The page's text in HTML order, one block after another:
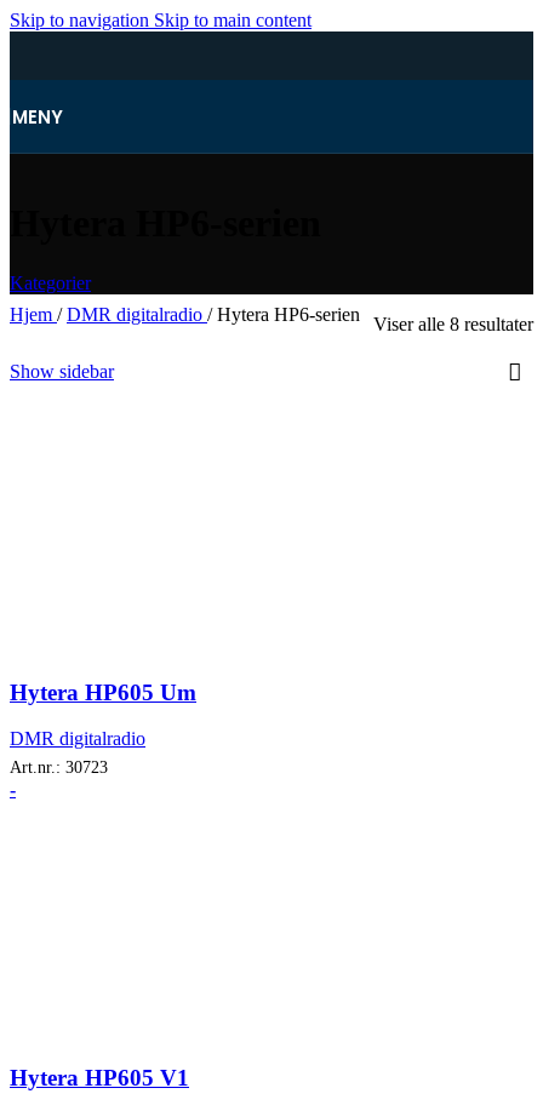
Skip to navigation Skip to main content
MENY
Kategorier
Hjem / DMR digitalradio / Hytera HP6-serien Viser alle 8 resultater
Show sidebar
Hytera HP605 Um
DMR digitalradio
Art.nr.: 30723
-
Hytera HP605 V1